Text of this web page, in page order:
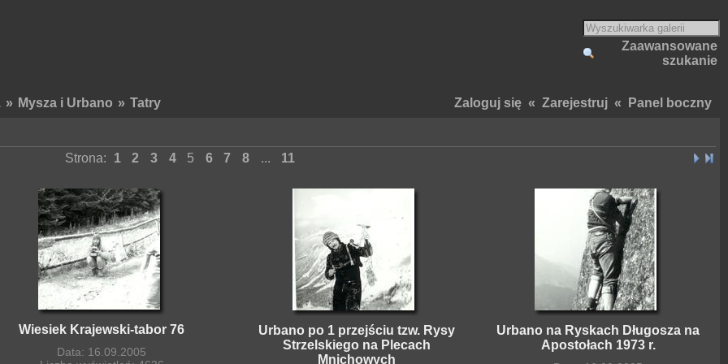
Zaawansowane
szukanie
Zaloguj się « Zarejestruj « Panel boczny
» Mysza i Urbano » Tatry
Strona: 1 2 3 4 5 6 7 8 ... 11
Wiesiek Krajewski-tabor 76
Data: 16.09.2005
Urbano po 1 przejściu tzw. Rysy
Strzelskiego na Plecach
Mnichowych
Urbano na Ryskach Długosza na
Apostołach 1973 r.